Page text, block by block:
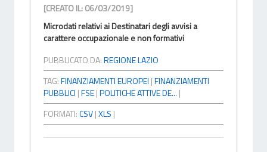
[CREATO IL: 06/03/2019]
Microdati relativi ai Destinatari degli avvisi a
carattere occupazionale e non formativi
PUBBLICATO DA:REGIONE LAZIO
TAG:FINANZIAMENTI EUROPEI |FINANZIAMENTI
PUBBLICI |FSE|POLITICHE ATTIVE DE... |
FORMATI:CSV|XLS |